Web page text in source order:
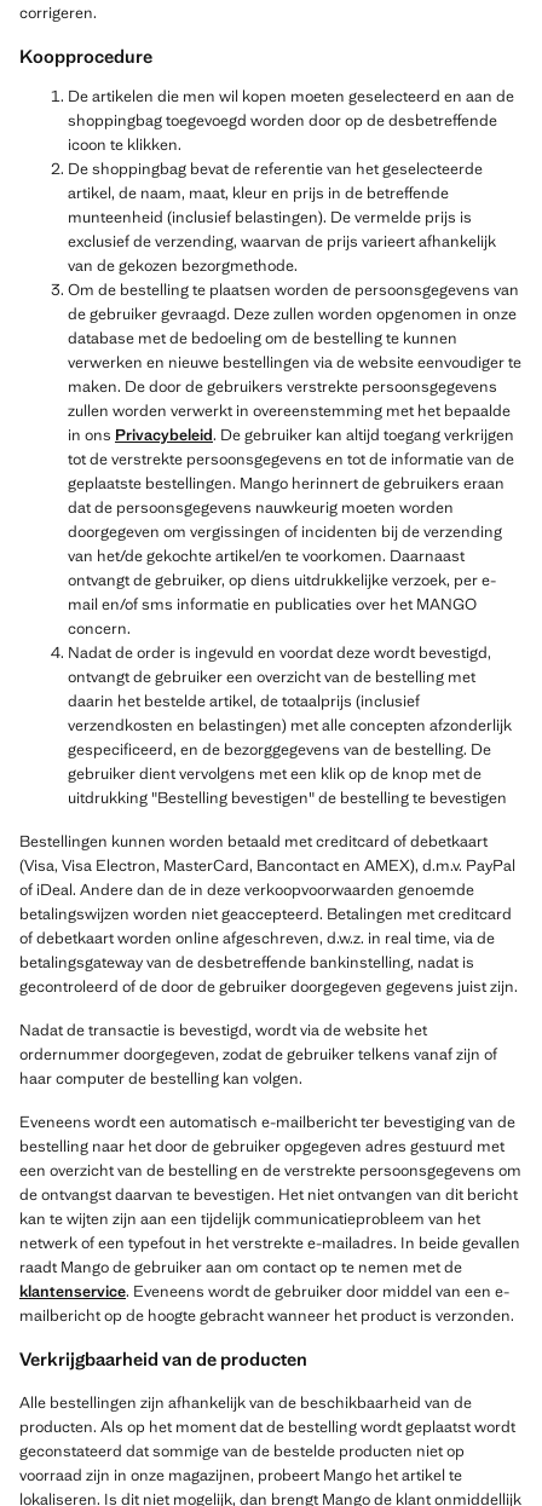
corrigeren.
Koopprocedure
De artikelen die men wil kopen moeten geselecteerd en aan de
shoppingbag toegevoegd worden door op de desbetreffende
icoon te klikken.
De shoppingbag bevat de referentie van het geselecteerde
artikel, de naam, maat, kleur en prijs in de betreffende
munteenheid (inclusief belastingen). De vermelde prijs is
exclusief de verzending, waarvan de prijs varieert afhankelijk
van de gekozen bezorgmethode.
Om de bestelling te plaatsen worden de persoonsgegevens van
de gebruiker gevraagd. Deze zullen worden opgenomen in onze
database met de bedoeling om de bestelling te kunnen
verwerken en nieuwe bestellingen via de website eenvoudiger te
maken. De door de gebruikers verstrekte persoonsgegevens
zullen worden verwerkt in overeenstemming met het bepaalde
in ons Privacybeleid. De gebruiker kan altijd toegang verkrijgen
tot de verstrekte persoonsgegevens en tot de informatie van de
geplaatste bestellingen. Mango herinnert de gebruikers eraan
dat de persoonsgegevens nauwkeurig moeten worden
doorgegeven om vergissingen of incidenten bij de verzending
van het/de gekochte artikel/en te voorkomen. Daarnaast
ontvangt de gebruiker, op diens uitdrukkelijke verzoek, per e-
mail en/of sms informatie en publicaties over het MANGO
concern.
Nadat de order is ingevuld en voordat deze wordt bevestigd,
ontvangt de gebruiker een overzicht van de bestelling met
daarin het bestelde artikel, de totaalprijs (inclusief
verzendkosten en belastingen) met alle concepten afzonderlijk
gespecificeerd, en de bezorggegevens van de bestelling. De
gebruiker dient vervolgens met een klik op de knop met de
uitdrukking "Bestelling bevestigen" de bestelling te bevestigen
Bestellingen kunnen worden betaald met creditcard of debetkaart
(Visa, Visa Electron, MasterCard, Bancontact en AMEX), d.m.v. PayPal
of iDeal. Andere dan de in deze verkoopvoorwaarden genoemde
betalingswijzen worden niet geaccepteerd. Betalingen met creditcard
of debetkaart worden online afgeschreven, d.w.z. in real time, via de
betalingsgateway van de desbetreffende bankinstelling, nadat is
gecontroleerd of de door de gebruiker doorgegeven gegevens juist zijn.
Nadat de transactie is bevestigd, wordt via de website het
ordernummer doorgegeven, zodat de gebruiker telkens vanaf zijn of
haar computer de bestelling kan volgen.
Eveneens wordt een automatisch e-mailbericht ter bevestiging van de
bestelling naar het door de gebruiker opgegeven adres gestuurd met
een overzicht van de bestelling en de verstrekte persoonsgegevens om
de ontvangst daarvan te bevestigen. Het niet ontvangen van dit bericht
kan te wijten zijn aan een tijdelijk communicatieprobleem van het
netwerk of een typefout in het verstrekte e-mailadres. In beide gevallen
raadt Mango de gebruiker aan om contact op te nemen met de
klantenservice. Eveneens wordt de gebruiker door middel van een e-
mailbericht op de hoogte gebracht wanneer het product is verzonden.
Verkrijgbaarheid van de producten
Alle bestellingen zijn afhankelijk van de beschikbaarheid van de
producten. Als op het moment dat de bestelling wordt geplaatst wordt
geconstateerd dat sommige van de bestelde producten niet op
voorraad zijn in onze magazijnen, probeert Mango het artikel te
lokaliseren. Is dit niet mogelijk, dan brengt Mango de klant onmiddellijk